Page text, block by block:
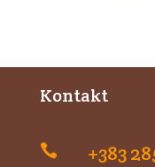
Kontakt
 +383